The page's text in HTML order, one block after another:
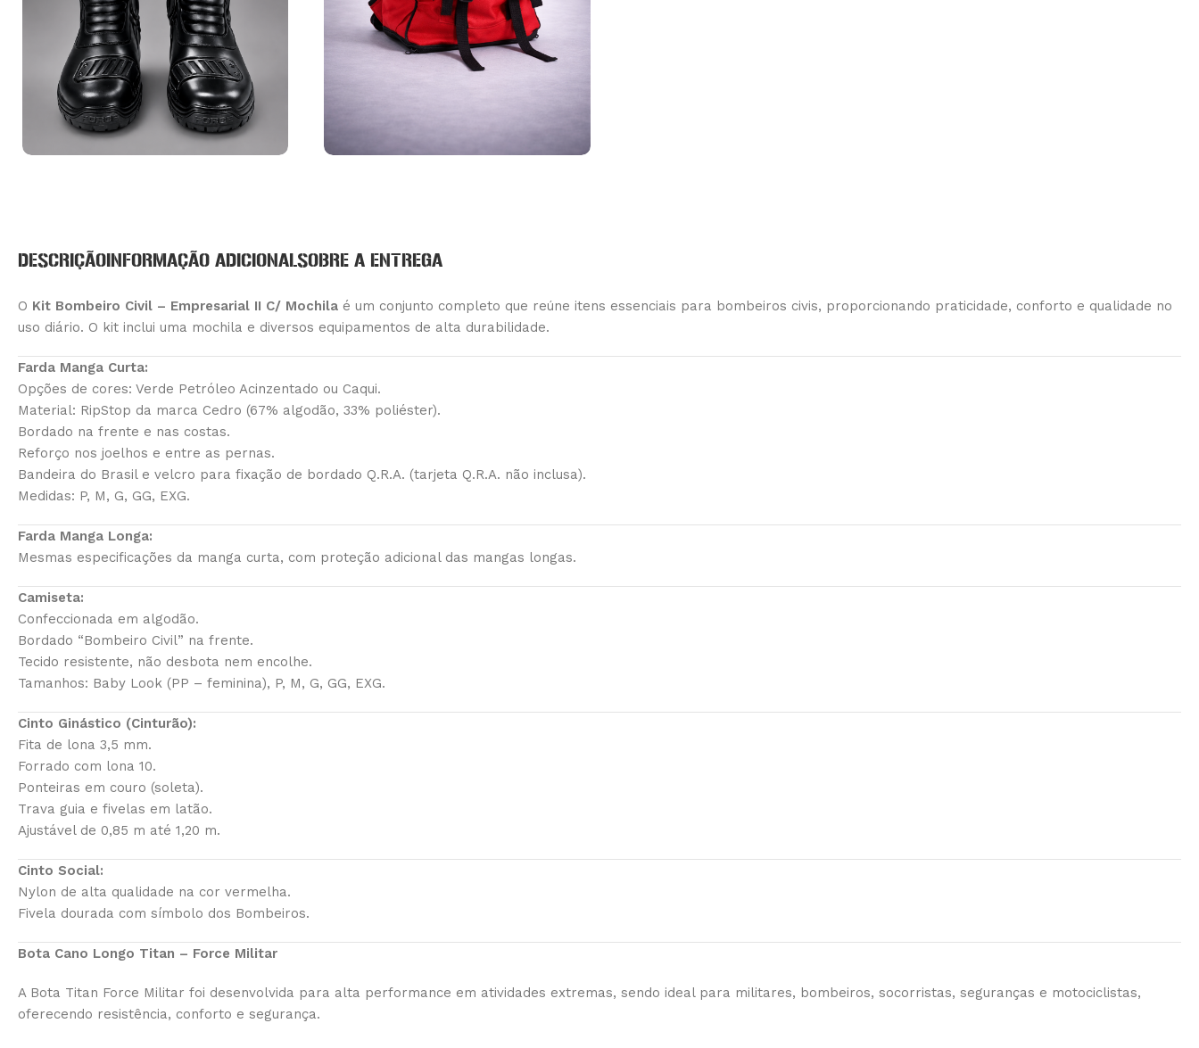
DESCRIÇÃOINFORMAÇÃO ADICIONALSOBRE A ENTREGA
O Kit Bombeiro Civil – Empresarial II C/ Mochila é um conjunto completo que reúne itens essenciais para bombeiros civis, proporcionando praticidade, conforto e qualidade no
uso diário. O kit inclui uma mochila e diversos equipamentos de alta durabilidade.
Farda Manga Curta:
Opções de cores: Verde Petróleo Acinzentado ou Caqui.
Material: RipStop da marca Cedro (67% algodão, 33% poliéster).
Bordado na frente e nas costas.
Reforço nos joelhos e entre as pernas.
Bandeira do Brasil e velcro para fixação de bordado Q.R.A. (tarjeta Q.R.A. não inclusa).
Medidas: P, M, G, GG, EXG.
Farda Manga Longa:
Mesmas especificações da manga curta, com proteção adicional das mangas longas.
Camiseta:
Confeccionada em algodão.
Bordado “Bombeiro Civil” na frente.
Tecido resistente, não desbota nem encolhe.
Tamanhos: Baby Look (PP – feminina), P, M, G, GG, EXG.
Cinto Ginástico (Cinturão):
Fita de lona 3,5 mm.
Forrado com lona 10.
Ponteiras em couro (soleta).
Trava guia e fivelas em latão.
Ajustável de 0,85 m até 1,20 m.
Cinto Social:
Nylon de alta qualidade na cor vermelha.
Fivela dourada com símbolo dos Bombeiros.
Bota Cano Longo Titan – Force Militar
A Bota Titan Force Militar foi desenvolvida para alta performance em atividades extremas, sendo ideal para militares, bombeiros, socorristas, seguranças e motociclistas,
oferecendo resistência, conforto e segurança.